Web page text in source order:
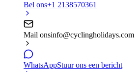
Bel ons+1 2138570361
Mail onsinfo@cyclingholidays.com
WhatsAppStuur ons een bericht